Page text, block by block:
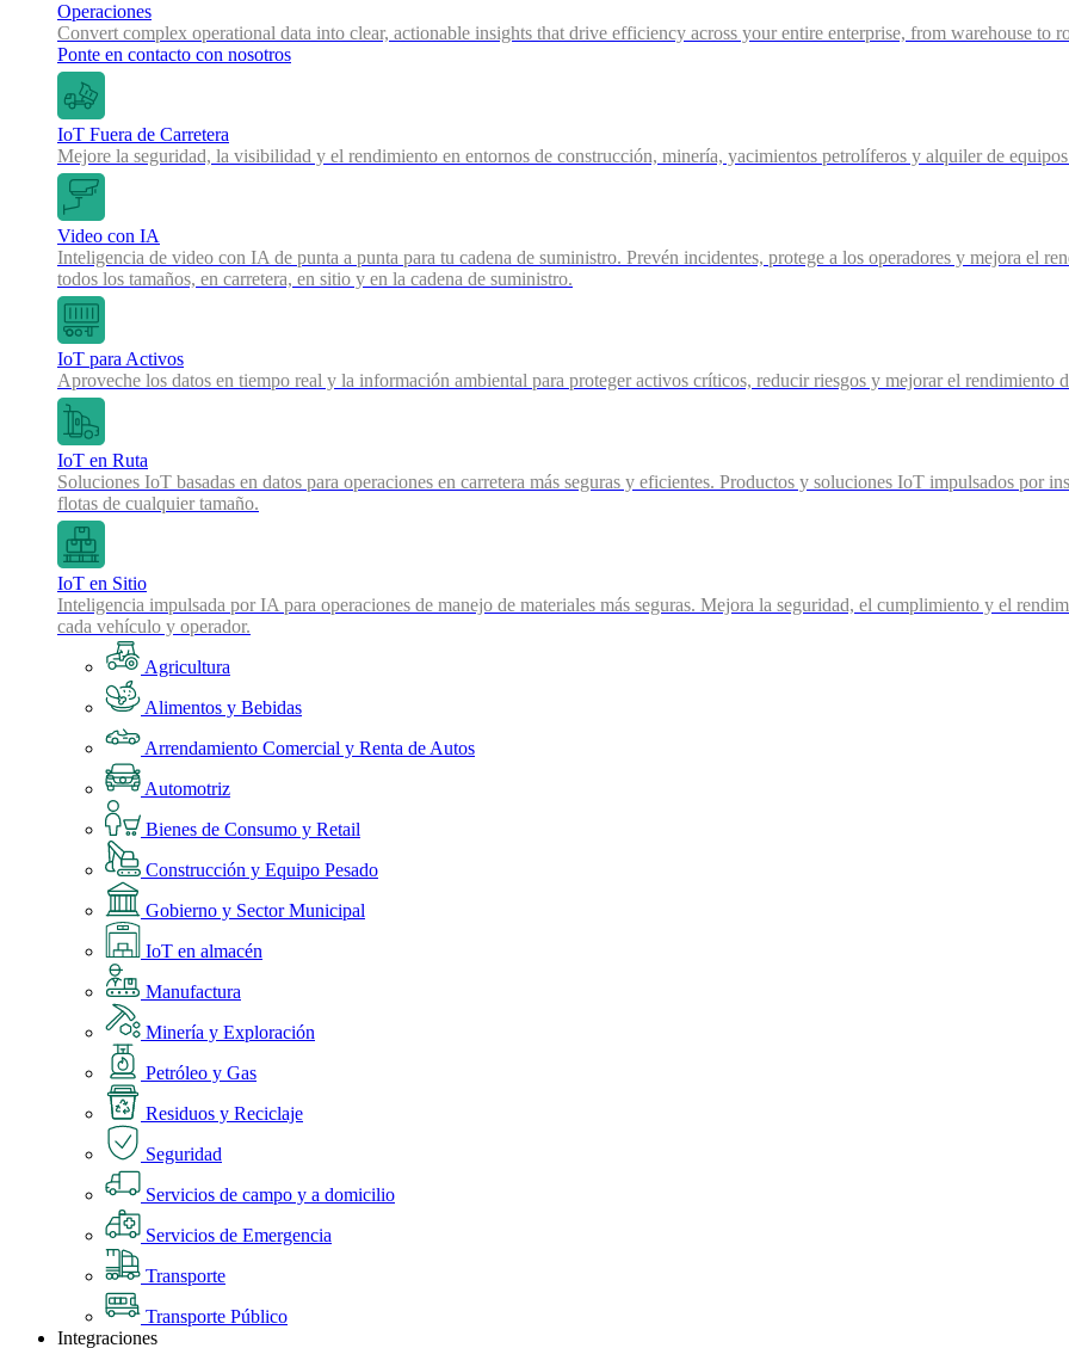
Operaciones
Convert complex operational data into clear, actionable insights that drive efficiency across your entire enterprise, from warehouse to
Ponte en contacto con nosotros
IoT Fuera de Carretera
Mejore la seguridad, la visibilidad y el rendimiento en entornos de construcción, minería, yacimientos petrolíferos y alquiler de
Video con IA
Inteligencia de video con IA de punta a punta para tu cadena de suministro. Prevén incidentes, protege a los operadores y mejora el
todos los tamaños, en carretera, en sitio y en la cadena de suministro.
IoT para Activos
Aproveche los datos en tiempo real y la información ambiental para proteger activos críticos, reducir riesgos y mejorar el rendimiento
IoT en Ruta
Soluciones IoT basadas en datos para operaciones en carretera más seguras y eficientes. Productos y soluciones IoT impulsados
flotas de cualquier tamaño.
IoT en Sitio
Inteligencia impulsada por IA para operaciones de manejo de materiales más seguras. Mejora la seguridad, el cumplimiento y el
cada vehículo y operador.
Agricultura
Alimentos y Bebidas
Arrendamiento Comercial y Renta de Autos
Automotriz
Bienes de Consumo y Retail
Construcción y Equipo Pesado
Gobierno y Sector Municipal
IoT en almacén
Manufactura
Minería y Exploración
Petróleo y Gas
Residuos y Reciclaje
Seguridad
Servicios de campo y a domicilio
Servicios de Emergencia
Transporte
Transporte Público
Integraciones